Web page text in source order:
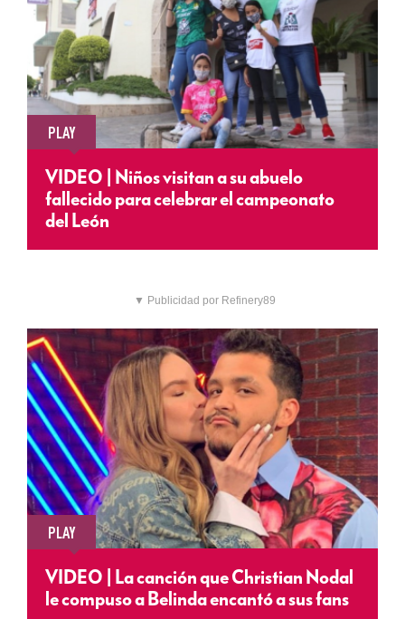
PLAY
VIDEO | Niños visitan a su abuelo
fallecido para celebrar el campeonato
del León
▼ Publicidad por Refinery89
PLAY
VIDEO | La canción que Christian Nodal
le compuso a Belinda encantó a sus fans